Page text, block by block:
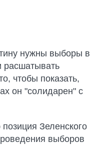
нужны выборы в
расшатывать
чтобы показать,
он "солидарен" с
Зеленского
выборов